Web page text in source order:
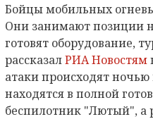
Бойцы мобильных
Они занимают позиции
готовят оборудование,
рассказалРИА Новостям
атаки происходят ночью
находятся в полной
беспилотник "Лютый", а